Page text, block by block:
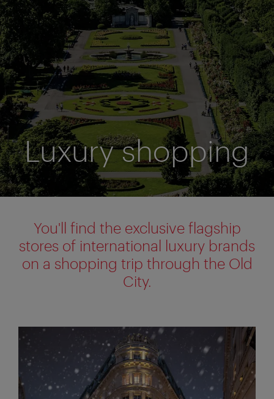
Luxury shopping
You'll find the exclusive flagship
stores of international luxury brands
on a shopping trip through the Old
City.